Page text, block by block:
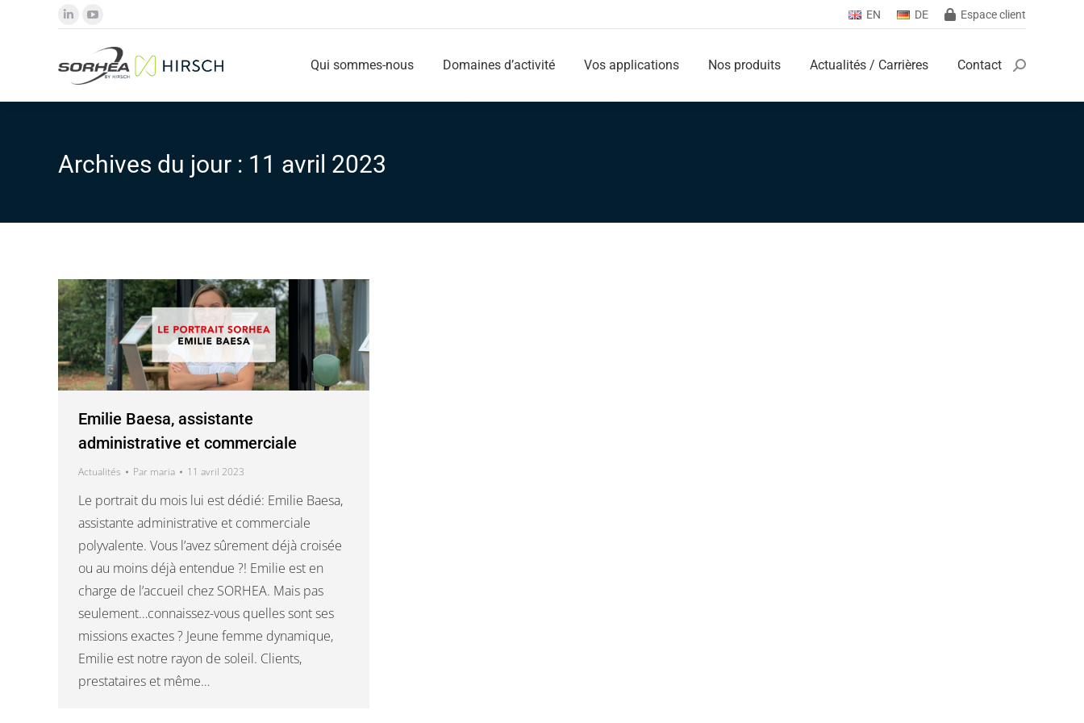
LinkedIn
opens
in
new
YouTube
page
opens
in
new
EN DE Espace client
Qui sommes-nous Domaines d’activité Vos applications Nos produits Actualités / Carrières Contact Search:
Archives du jour : 11 avril 2023
Emilie Baesa, assistante
administrative et commerciale
Actualités Par maria 11 avril 2023
Le portrait du mois lui est dédié: Emilie Baesa,
assistante administrative et commerciale
polyvalente. Vous l’avez sûrement déjà croisée
ou au moins déjà entendue ?! Emilie est en
charge de l’accueil chez SORHEA. Mais pas
seulement…connaissez-vous quelles sont ses
missions exactes ? Jeune femme dynamique,
Emilie est notre rayon de soleil. Clients,
prestataires et même…
Qui sommes-nous Domaines d’activité Vos applications Nos produits Actualités / Carrières Contact Search: